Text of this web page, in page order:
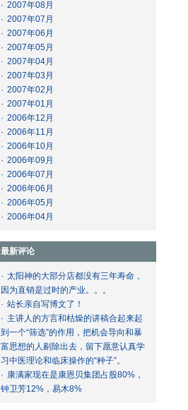
· 2007年08月
· 2007年07月
· 2007年06月
· 2007年05月
· 2007年04月
· 2007年03月
· 2007年02月
· 2007年01月
· 2006年12月
· 2006年11月
· 2006年10月
· 2006年09月
· 2006年07月
· 2006年06月
· 2006年05月
· 2006年04月
最新评论
· 太阳神的大部分店都没有三年寿命，
因为直销是过时的产业。。。
· 站长亲自写博文了！
· 主讲人的方言和枯燥的讲稿合起来起
到一个“筛选”的作用，把机会导向和暴
富思想的人剔除出去，留下愿意认真学
习中医理论和临床操作的“种子”。
· 康满家现在是康恩贝集团占股80%，
钟卫芳12%，易木8%